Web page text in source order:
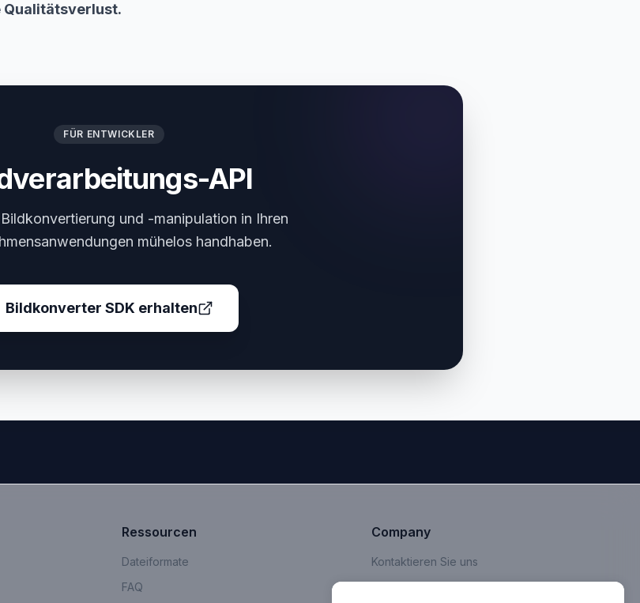
Qualitätsverlust.
FÜR ENTWICKLER
API
und -manipulation in Ihren
mühelos handhaben.
Bildkonverter SDK erhalten
Ressourcen
Dateiformate
FAQ
Company
Kontaktieren Sie uns